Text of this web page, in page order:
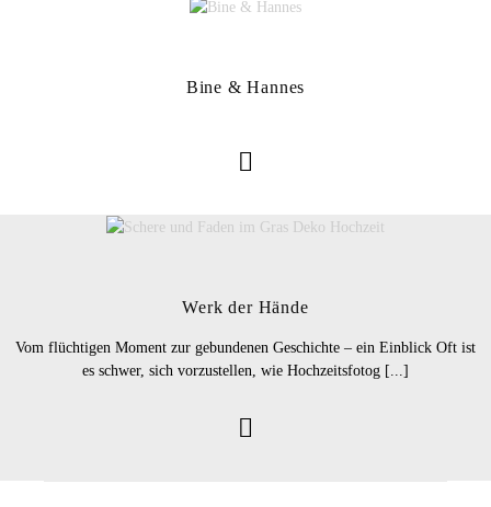
Bine & Hannes
Werk der Hände
Vom flüchtigen Moment zur gebundenen Geschichte – ein Einblick Oft ist
es schwer, sich vorzustellen, wie Hochzeitsfotog [...]